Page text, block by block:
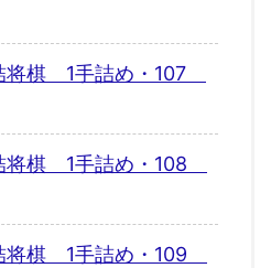
将棋 1手詰め・107
将棋 1手詰め・108
将棋 1手詰め・109